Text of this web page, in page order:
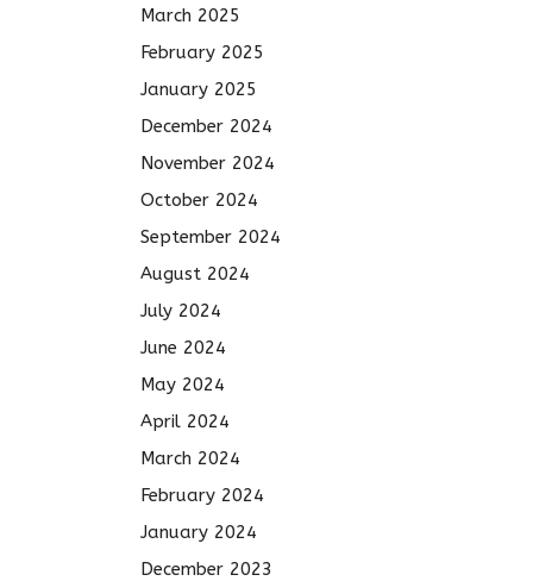
March 2025
February 2025
January 2025
December 2024
November 2024
October 2024
September 2024
August 2024
July 2024
June 2024
May 2024
April 2024
March 2024
February 2024
January 2024
December 2023